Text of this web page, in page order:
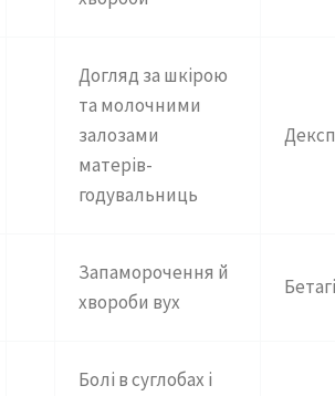
Догляд за шкірою
та молочними
залозами
матерів-
годувальниць
Запаморочення й
хвороби вух
Болі в суглобах і